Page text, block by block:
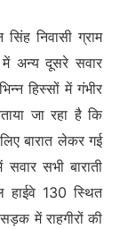
निवासी ग्राम
में अन्य दूसरे सवार
हिस्सों में गंभीर
जा रहा है कि
बारात लेकर गई
सभी बाराती
130 स्थित
में राहगीरों की